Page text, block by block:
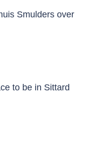
Smulders over
to be in Sittard